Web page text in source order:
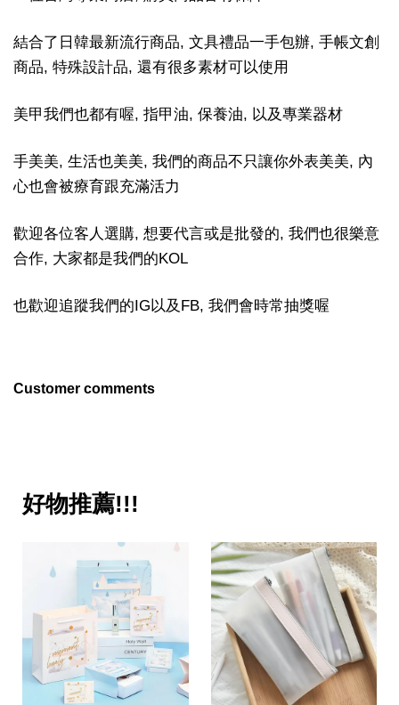
結合了日韓最新流行商品, 文具禮品一手包辦, 手帳文創
商品, 特殊設計品, 還有很多素材可以使用
美甲我們也都有喔, 指甲油, 保養油, 以及專業器材
手美美, 生活也美美, 我們的商品不只讓你外表美美, 內
心也會被療育跟充滿活力
歡迎各位客人選購, 想要代言或是批發的, 我們也很樂意
合作, 大家都是我們的KOL
也歡迎追蹤我們的IG以及FB, 我們會時常抽獎喔
Customer comments
好物推薦!!!